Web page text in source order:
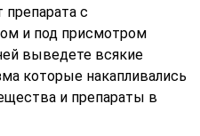
препарата с
и под присмотром
выведете всякие
которые накапливались
и препараты в